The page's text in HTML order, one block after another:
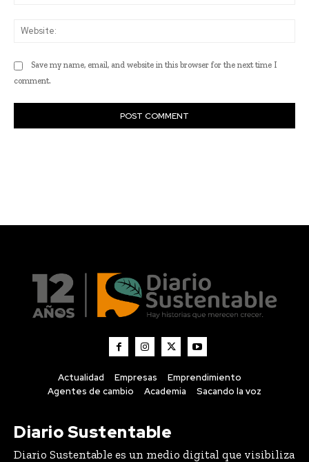
Actualidad Empresas
Emprendimiento
Agentes de cambio
Academia
Diario Sustentable
Diario Sustentable es un medio digital que visibiliza
que están impulsando un impacto positivo.